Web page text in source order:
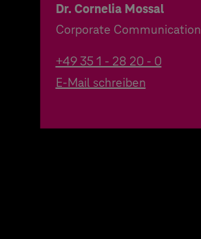
Dr. Cornelia Mossal
Corporate Communication
+49 35 1 - 28 20 - 0
E-Mail schreiben